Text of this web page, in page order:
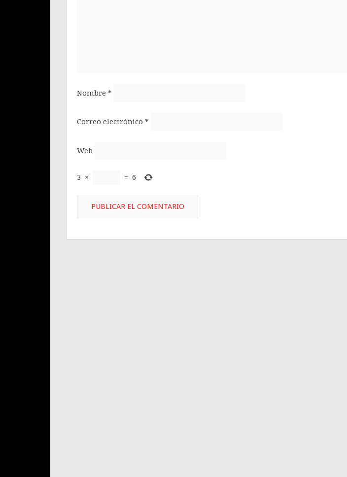
Nombre *
Correo electrónico *
Web
3 × = 6